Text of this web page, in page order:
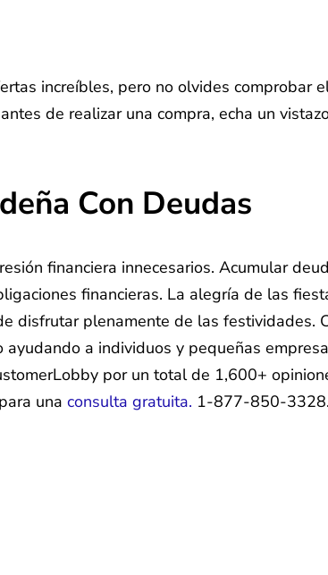
increíbles, pero no olvides comprobar
de realizar una compra, echa un
Con Deudas
financiera innecesarios. Acumular
financieras. La alegría de las
disfrutar plenamente de las festividades.
a individuos y pequeñas
por un total de 1,600+
una consulta gratuita. 1-877-850-3328.